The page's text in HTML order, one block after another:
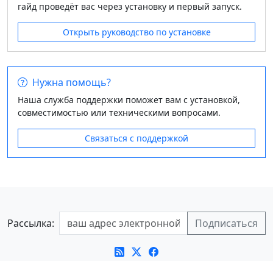
гайд проведёт вас через установку и первый запуск.
Открыть руководство по установке
Нужна помощь?
Наша служба поддержки поможет вам с установкой,
совместимостью или техническими вопросами.
Связаться с поддержкой
Рассылка: